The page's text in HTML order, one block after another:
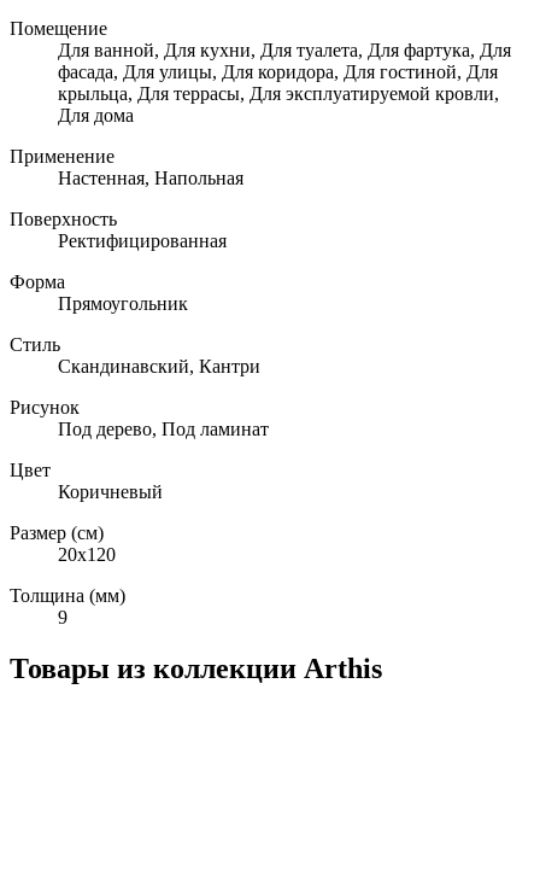
Помещение
Для ванной, Для кухни, Для туалета, Для фартука, Для
фасада, Для улицы, Для коридора, Для гостиной, Для
крыльца, Для террасы, Для эксплуатируемой кровли,
Для дома
Применение
Настенная, Напольная
Поверхность
Ректифицированная
Форма
Прямоугольник
Стиль
Скандинавский, Кантри
Рисунок
Под дерево, Под ламинат
Цвет
Коричневый
Размер (см)
20x120
Толщина (мм)
9
Товары из коллекции Arthis